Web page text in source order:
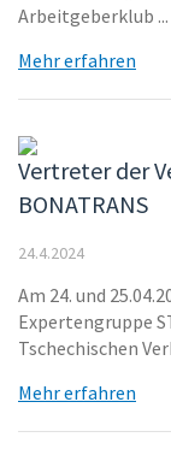
Arbeitgeberklub ...
Mehr erfahren
Vertreter der
BONATRANS
24.4.2024
Am 24. und
Expertengruppe
Tschechischen
Mehr erfahren